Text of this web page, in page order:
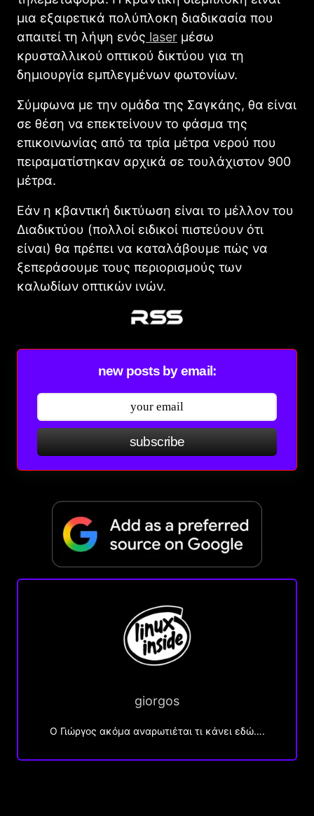
μια εξαιρετικά πολύπλοκη διαδικασία που
απαιτεί τη λήψη ενός laser μέσω
κρυσταλλικού οπτικού δικτύου για τη
δημιουργία εμπλεγμένων φωτονίων.
Σύμφωνα με την ομάδα της Σαγκάης, θα είναι
σε θέση να επεκτείνουν το φάσμα της
επικοινωνίας από τα τρία μέτρα νερού που
πειραματίστηκαν αρχικά σε τουλάχιστον 900
μέτρα.
Εάν η κβαντική δικτύωση είναι το μέλλον του
Διαδικτύου (πολλοί ειδικοί πιστεύουν ότι
είναι) θα πρέπει να καταλάβουμε πώς να
ξεπεράσουμε τους περιορισμούς των
καλωδίων οπτικών ινών.
new posts by email:
subscribe
giorgos
Ο Γιώργος ακόμα αναρωτιέται τι κάνει εδώ….